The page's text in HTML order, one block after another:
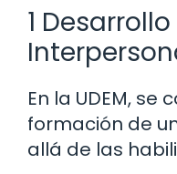
1
En la UDEM, se
formación de
allá de las